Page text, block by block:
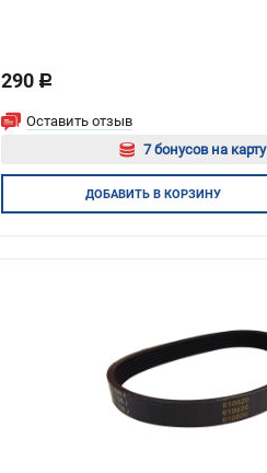
290 c
Оставить отзыв
7 бонусов на карту
Авторизуйтесь
ДОБАВИТЬВ КОРЗИНУ